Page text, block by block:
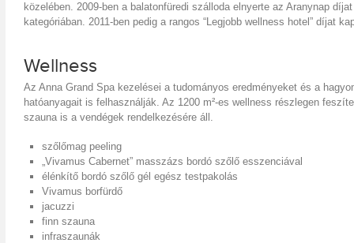
közelében. 2009-ben a balatonfüredi szálloda elnyerte az Aranynap
kategóriában. 2011-ben pedig a rangos “Legjobb wellness hotel” díjat
Wellness
Az Anna Grand Spa kezelései a tudományos eredményeket és a
hatóanyagait is felhasználják. Az 1200 m²-es wellness részlegen
szauna is a vendégek rendelkezésére áll.
szőlőmag peeling
„Vivamus Cabernet” masszázs bordó szőlő esszenciával
élénkítő bordó szőlő gél egész testpakolás
Vivamus borfürdő
jacuzzi
finn szauna
infraszaunák